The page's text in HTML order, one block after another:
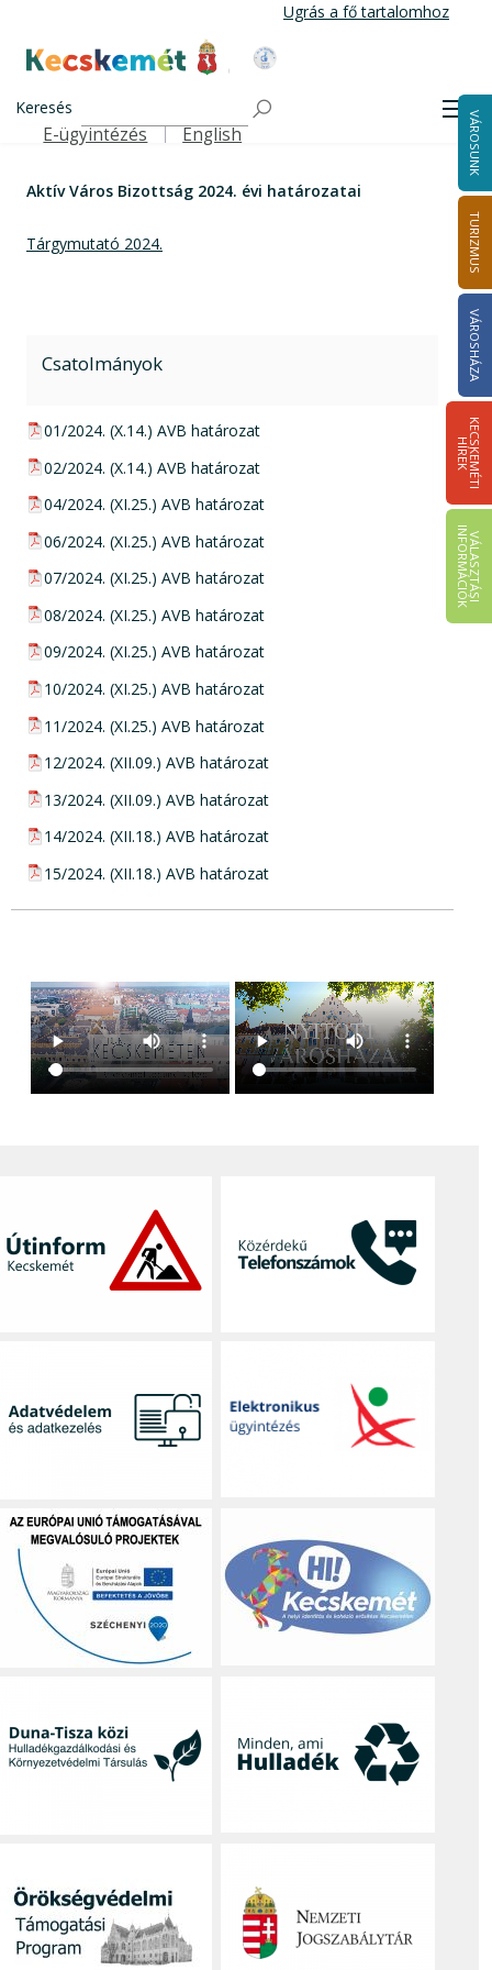
tartalomra
Ugrás a fő tartalomhoz
Kecskemét Város Honlapja
Keresés
Felső navigáció
E-ügyintézés English VÁROSUNK
TURIZMUS
VÁROSHÁZA
K
E
C
S
K
E
M
É
T
I
HÍ
R
E
K
V
Á
L
A
S
Z
T
Á
S
I
IN
F
O
R
M
Á
C
I
Ó
K
Önkormányzat
Aktív Város Bizottság
Aktív Város Bizottság határozatai
Aktív Város Bizottság 2024. évi határozatai
Aktív Város Bizottság 2024. évi határozatai
Tárgymutató 2024.
Csatolmányok
pdf csatolmány:
01/2024. (X.14.) AVB határozat
pdf csatolmány:
02/2024. (X.14.) AVB határozat
pdf csatolmány:
04/2024. (XI.25.) AVB határozat
pdf csatolmány:
06/2024. (XI.25.) AVB határozat
pdf csatolmány:
07/2024. (XI.25.) AVB határozat
pdf csatolmány:
08/2024. (XI.25.) AVB határozat
pdf csatolmány:
09/2024. (XI.25.) AVB határozat
pdf csatolmány:
10/2024. (XI.25.) AVB határozat
pdf csatolmány:
11/2024. (XI.25.) AVB határozat
pdf csatolmány:
12/2024. (XII.09.) AVB határozat
pdf csatolmány:
13/2024. (XII.09.) AVB határozat
pdf csatolmány:
14/2024. (XII.18.) AVB határozat
pdf csatolmány:
15/2024. (XII.18.) AVB határozat